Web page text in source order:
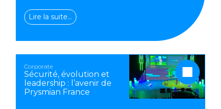
Lire la suite…
Corporate
Sécurité, évolution et
leadership : l’avenir de
Prysmian France